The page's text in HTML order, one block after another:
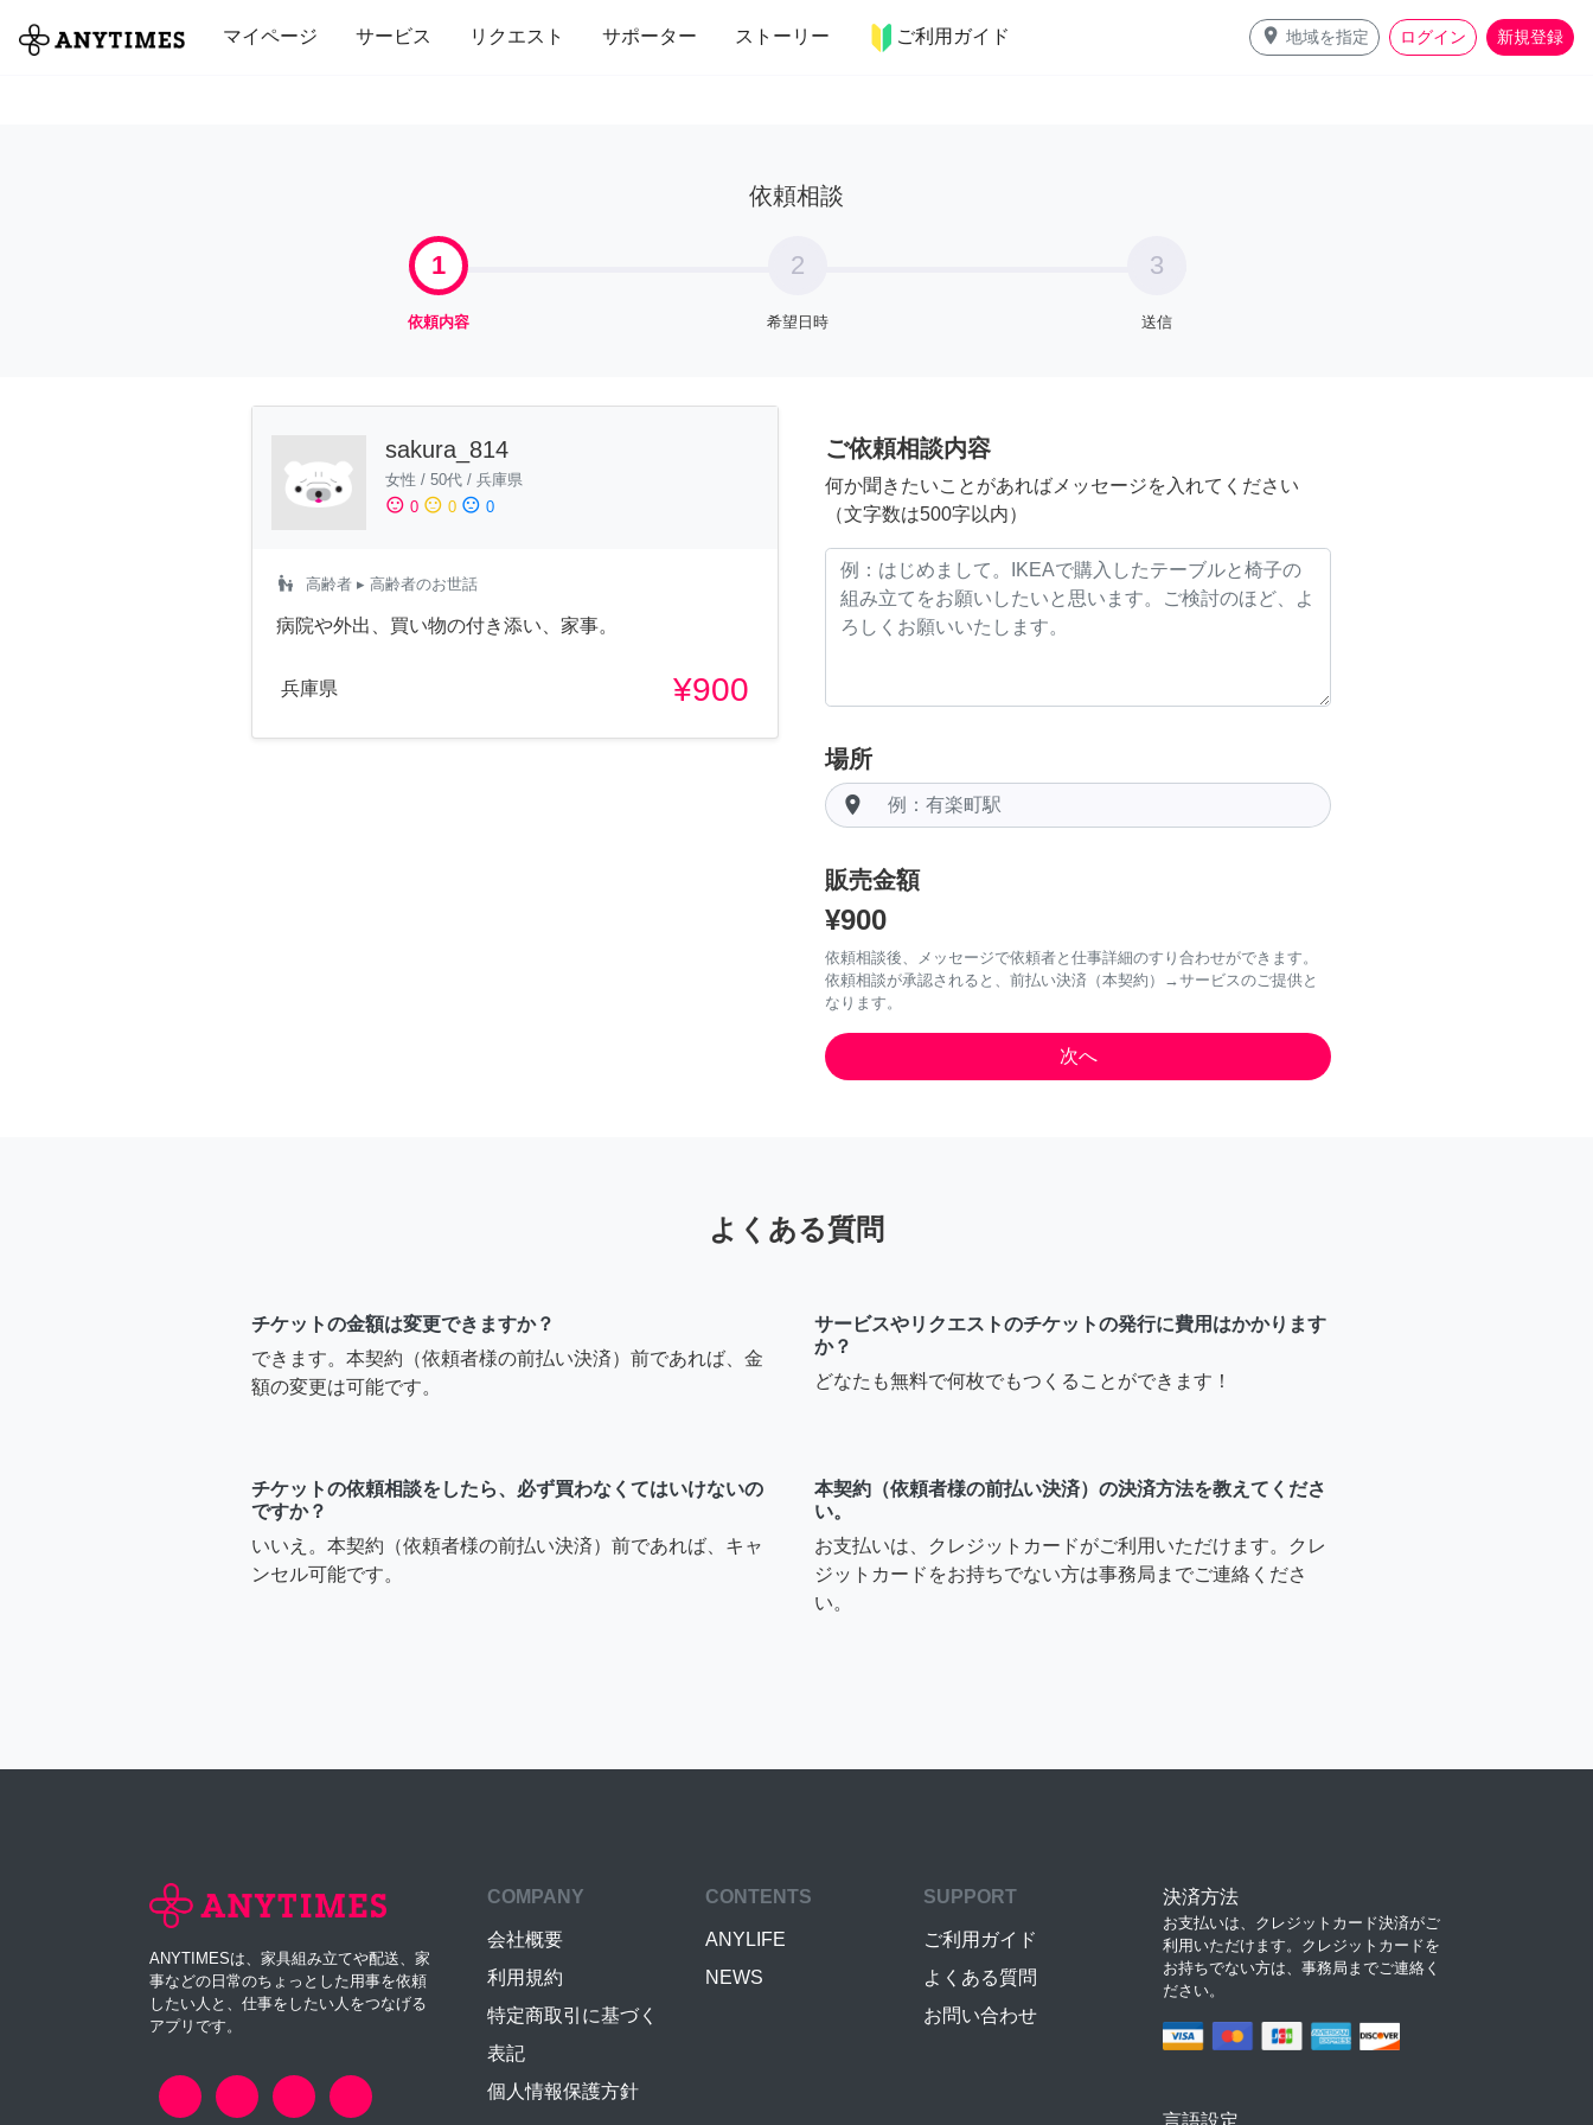
マイページ サービス リクエスト サポーター ストーリー ご利用ガイド place 地域を指定 ログイン 新規登録
全て 修理・組立 家事 引っ越し インテリア 趣味・習い事 ペット 料理
依頼相談
1
依頼内容
2
希望日時
3
送信
sakura_814
女性 / 50代 / 兵庫県
sentiment_satisfied 0 sentiment_neutral 0 sentiment_dissatisfied 0
escalator_warning 高齢者 ▸ 高齢者のお世話
病院や外出、買い物の付き添い、家事。
兵庫県 ¥900
ご依頼相談内容
何か聞きたいことがあればメッセージを入れてください
（文字数は500字以内）
場所
room
販売金額
¥900
依頼相談後、メッセージで依頼者と仕事詳細のすり合わせができます。
依頼相談が承認されると、前払い決済（本契約）→サービスのご提供と
なります。
よくある質問
チケットの金額は変更できますか？
できます。本契約（依頼者様の前払い決済）前であれば、金
額の変更は可能です。
サービスやリクエストのチケットの発行に費用はかかります
か？
どなたも無料で何枚でもつくることができます！
チケットの依頼相談をしたら、必ず買わなくてはいけないの
ですか？
いいえ。本契約（依頼者様の前払い決済）前であれば、キャ
ンセル可能です。
本契約（依頼者様の前払い決済）の決済方法を教えてくださ
い。
お支払いは、クレジットカードがご利用いただけます。クレ
ジットカードをお持ちでない方は事務局までご連絡くださ
い。
ANYTIMESは、家具組み立てや配送、家
事などの日常のちょっとした用事を依頼
したい人と、仕事をしたい人をつなげる
アプリです。
COMPANY
会社概要
利用規約
特定商取引に基づく
表記
個人情報保護方針
CONTENTS
ANYLIFE
NEWS
SUPPORT
ご利用ガイド
よくある質問
お問い合わせ
決済方法
お支払いは、クレジットカード決済がご
利用いただけます。クレジットカードを
お持ちでない方は、事務局までご連絡く
ださい。
言語設定